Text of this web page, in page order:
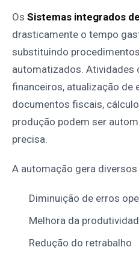
Os Sistemas integrados
drasticamente o tempo
substituindo
automatizados. Atividades
financeiros, atualização de
documentos fiscais,
produção podem ser
precisa.
A automação gera
Diminuição de erros
Melhora da
Redução do retrabalho